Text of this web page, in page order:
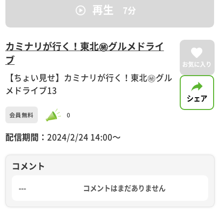
再生 7分
カミナリが行く！東北㊙グルメドライ
ブ
【ちょい見せ】カミナリが行く！東北㊙グル
メドライブ13
会員無料 0
配信期間： 2024/2/24 14:00〜
お気に入り
シェア
コメント
--- コメントはまだありません